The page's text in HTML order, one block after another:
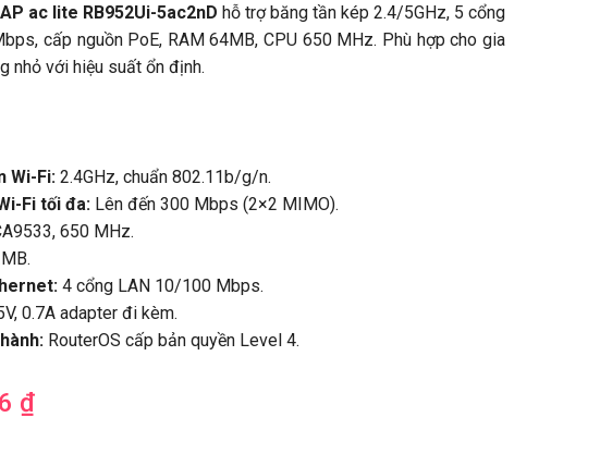
ac lite RB952Ui-5ac2nD hỗ trợ băng tần kép 2.4/5GHz, 5 cổng
cấp nguồn PoE, RAM 64MB, CPU 650 MHz. Phù hợp cho gia
nhỏ với hiệu suất ổn định.
Wi-Fi: 2.4GHz, chuẩn 802.11b/g/n.
Fi tối đa: Lên đến 300 Mbps (2×2 MIMO).
650 MHz.
4 cổng LAN 10/100 Mbps.
0.7A adapter đi kèm.
RouterOS cấp bản quyền Level 4.
₫